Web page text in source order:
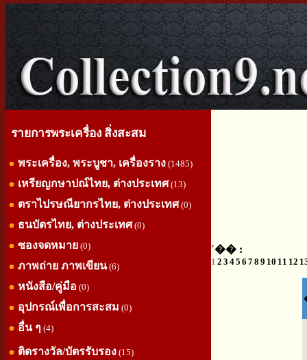
รายการพระเครื่อง สิ่งสะสม
พระเครื่อง, พระบูชา, เครื่องราง (1485)
เหรียญกษาปณ์ไทย, ต่างประเทศ(13)
ตราไปรษณียากรไทย, ต่างประเทศ(0)
ธนบัตรไทย, ต่างประเทศ(0)
ซองจดหมาย (0)
ภาพถ่าย ภาพเขียน(6)
หนังสือ/คู่มือ (0)
อุปกรณ์เพื่อการสะสม (0)
อื่น ๆ (4)
ติดรางวัล/บัตรรับรอง (15)
˹�� :
1 2 3 45 6 78 9 10 11 12